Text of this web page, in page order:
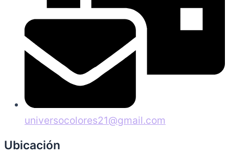
universocolores21@gmail.com
Ubicación